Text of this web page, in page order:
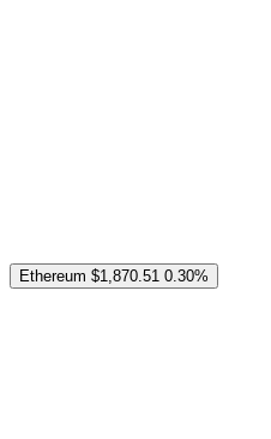
Ethereum $1,870.51 0.30%